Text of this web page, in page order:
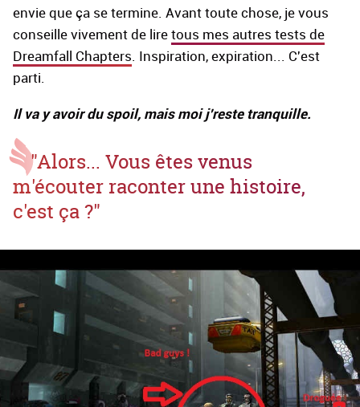
envie que ça se termine. Avant toute chose, je vous
conseille vivement de lire tous mes autres tests de
Dreamfall Chapters . Inspiration, expiration... C'est
parti.
Il va y avoir du spoil, mais moi j'reste tranquille.
"Alors... Vous êtes venus
m'écouter raconter une histoire,
c'est ça ?"